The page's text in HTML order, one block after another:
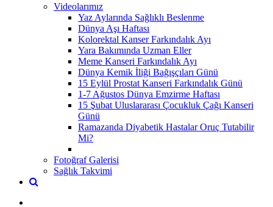
Videolarımız
Yaz Aylarında Sağlıklı Beslenme
Dünya Aşı Haftası
Kolorektal Kanser Farkındalık Ayı
Yara Bakımında Uzman Eller
Meme Kanseri Farkındalık Ayı
Dünya Kemik İliği Bağışçıları Günü
15 Eylül Prostat Kanseri Farkındalık Günü
1-7 Ağustos Dünya Emzirme Haftası
15 Şubat Uluslararası Çocukluk Çağı Kanseri
Günü
Ramazanda Diyabetik Hastalar Oruç Tutabilir
Mi?
Fotoğraf Galerisi
Sağlık Takvimi